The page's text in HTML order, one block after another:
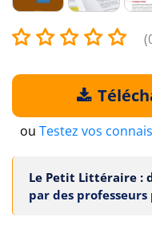
ou Testez vos
Le Petit Littéraire :
par des professeurs